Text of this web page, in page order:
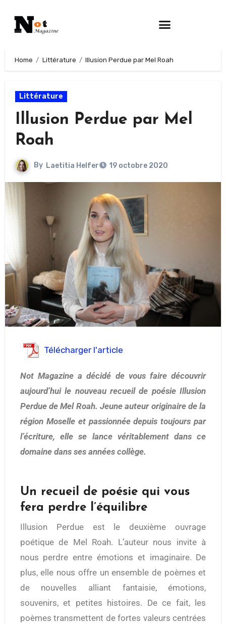
Home Littérature Illusion Perdue par Mel Roah
Littérature
Illusion Perdue par Mel
Roah
By Laetitia Helfer 19 octobre 2020
Télécharger l'article
Not Magazine a décidé de vous faire découvrir
aujourd’hui le nouveau recueil de poésie Illusion
Perdue de Mel Roah. Jeune auteur originaire de la
région Moselle et passionnée depuis toujours par
l’écriture, elle se lance véritablement dans ce
domaine dans ses années collège.
Un recueil de poésie qui vous
fera perdre l’équilibre
Illusion Perdue est le deuxième ouvrage
poétique de Mel Roah. L’auteur nous invite à
nous perdre entre émotions et imaginaire. De
plus, elle nous offre un ensemble de poèmes et
de nouvelles alliant fantaisie, émotions,
souvenirs, et petites histoires. De ce fait, les
poèmes transmettent de fortes valeurs centrées